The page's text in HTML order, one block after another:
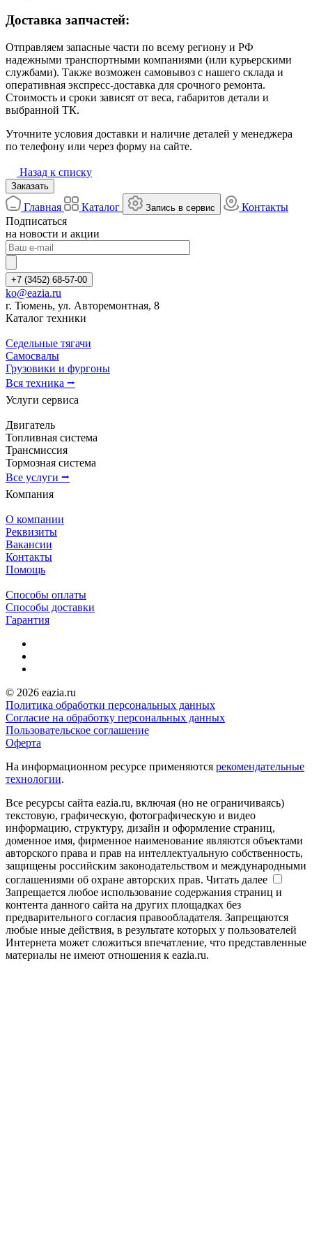
Доставка запчастей:
Отправляем запасные части по всему региону и РФ
надежными транспортными компаниями (или курьерскими
службами). Также возможен самовывоз с нашего склада и
оперативная экспресс-доставка для срочного ремонта.
Стоимость и сроки зависят от веса, габаритов детали и
выбранной ТК.
Уточните условия доставки и наличие деталей у менеджера
по телефону или через форму на сайте.
Назад к списку
Заказать
Главная Каталог Запись в сервис
Контакты
Подписаться
на новости и акции
+7 (3452) 68-57-00
ko@eazia.ru
г. Тюмень, ул. Авторемонтная, 8
Каталог техники
Седельные тягачи
Самосвалы
Грузовики и фургоны
Вся техника ⭢
Услуги сервиса
Двигатель
Топливная система
Трансмиссия
Тормозная система
Все услуги ⭢
Компания
О компании
Реквизиты
Вакансии
Контакты
Помощь
Способы оплаты
Способы доставки
Гарантия
© 2026 eazia.ru
Политика обработки персональных данных
Согласие на обработку персональных данных
Пользовательское соглашение
Оферта
На информационном ресурсе применяются рекомендательные
технологии.
Все ресурсы сайта eazia.ru, включая (но не ограничиваясь)
текстовую, графическую, фотографическую и видео
информацию, структуру, дизайн и оформление страниц,
доменное имя, фирменное наименование являются объектами
авторского права и прав на интеллектуальную собственность,
защищены российским законодательством и международными
соглашениями об охране авторских прав. Читать далее
Запрещается любое использование содержания страниц и
контента данного сайта на других площадках без
предварительного согласия правообладателя. Запрещаются
любые иные действия, в результате которых у пользователей
Интернета может сложиться впечатление, что представленные
материалы не имеют отношения к eazia.ru.